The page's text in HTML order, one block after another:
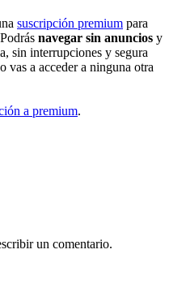
suscripción premium para
navegar sin anuncios y
sin interrupciones y segura
vas a acceder a ninguna otra
a premium.
un comentario.